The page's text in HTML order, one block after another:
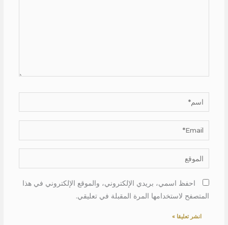
اسم*
Email*
الموقع
احفظ اسمي، بريدي الإلكتروني، والموقع الإلكتروني في هذا
المتصفح لاستخدامها المرة المقبلة في تعليقي.